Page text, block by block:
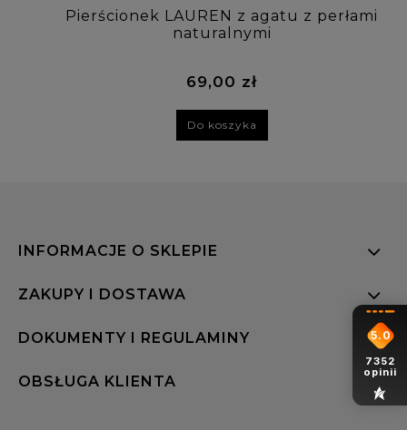
Pierścionek LAUREN z agatu z perłami
naturalnymi
69,00 zł
Do koszyka
INFORMACJE O SKLEPIE
ZAKUPY I DOSTAWA
DOKUMENTY I REGULAMINY
OBSŁUGA KLIENTA
5.0
7352
opinii